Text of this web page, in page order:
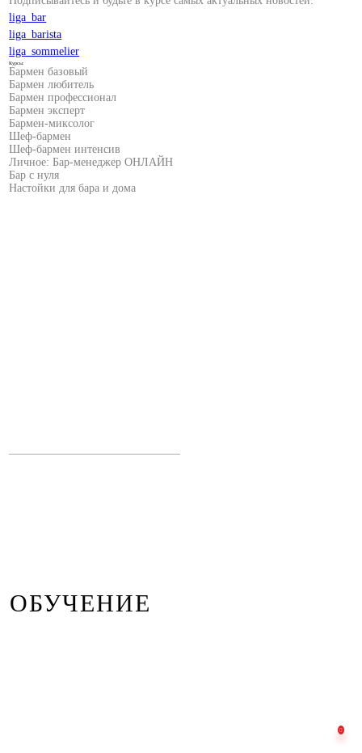
liga_bar
liga_barista
liga_sommelier
Курсы:
Бармен базовый
Бармен любитель
Бармен профессионал
Бармен эксперт
Бармен-миксолог
Шеф-бармен
Шеф-бармен интенсив
Личное: Бар-менеджер ОНЛАЙН
Бар с нуля
Настойки для бара и дома
ОБУЧЕНИЕ